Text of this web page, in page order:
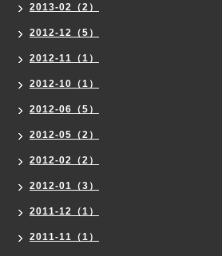
2013-02（2）
2012-12（5）
2012-11（1）
2012-10（1）
2012-06（5）
2012-05（2）
2012-02（2）
2012-01（3）
2011-12（1）
2011-11（1）